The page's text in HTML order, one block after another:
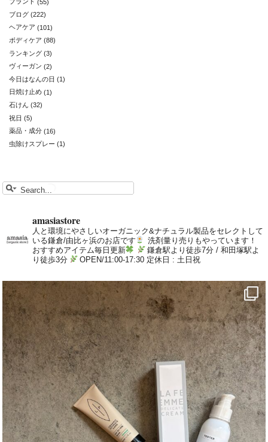
ブランド (55)
ブログ (222)
ヘアケア (101)
ボディケア (88)
ランキング (3)
ヴィーガン (2)
今日はなんの日 (1)
日焼け止め (1)
石けん (32)
祝日 (5)
薬品・成分 (16)
虫除けスプレー (1)
amasiastore
人と環境にやさしいオーガニック&ナチュラル製品をセレクトして
いる鎌倉/由比ヶ浜のお店です
洗剤量り売りもやっています！
おすすめアイテム毎日更新
鎌倉駅より徒歩7分 / 和田塚駅よ
り徒歩3分
OPEN/11:00-17:30 定休日 : 土日祝